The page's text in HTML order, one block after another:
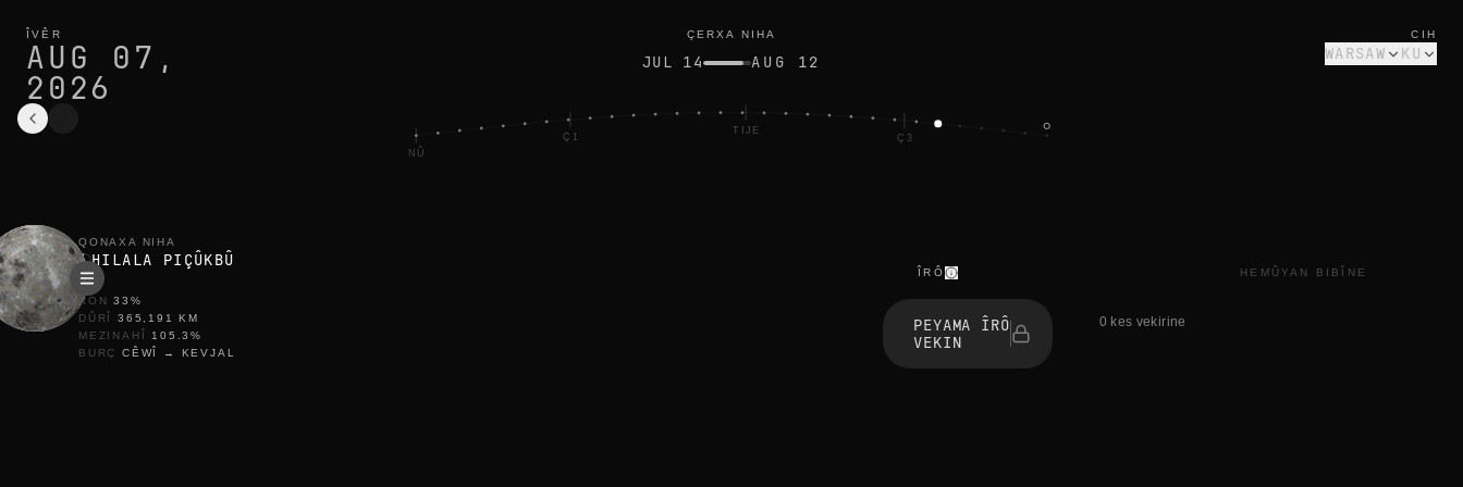
CIH
WARSAW KU
ÎVÊR
AUG 07,
2026
ÇERXA NIHA
JUL 14 AUG 12
NÛ
Ç1
TIJE
Ç3
QONAXA NIHA
HILALA PIÇÛKBÛ
RON 33 %
DÛRÎ
365,191
KM
MEZINAHÎ
105.3%
BURÇ
CÊWÎ → KEVJAL
ÎRÔ HEMÛYAN BIBÎNE
l
e
t
PEYAMA ÎRÔ
VEKIN
0 kes vekirine